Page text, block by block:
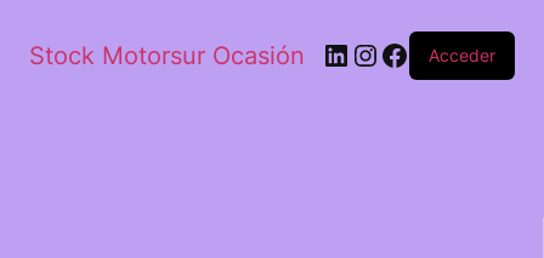
Stock Motorsur Ocasión Acceder